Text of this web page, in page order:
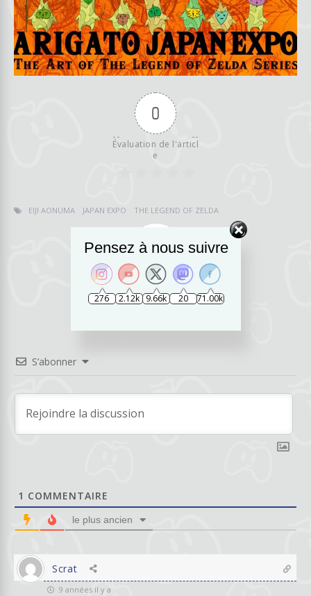
0
Évaluation de l'articl
e
EIJI AONUMA JAPAN EXPO THE LEGEND OF ZELDA
RedHo
S’abonner
1 COMMENTAIRE
le plus ancien
Scrat
9 années il y a
Pensez à nous suivre
276 2.12k 9.66k 20 71.00k